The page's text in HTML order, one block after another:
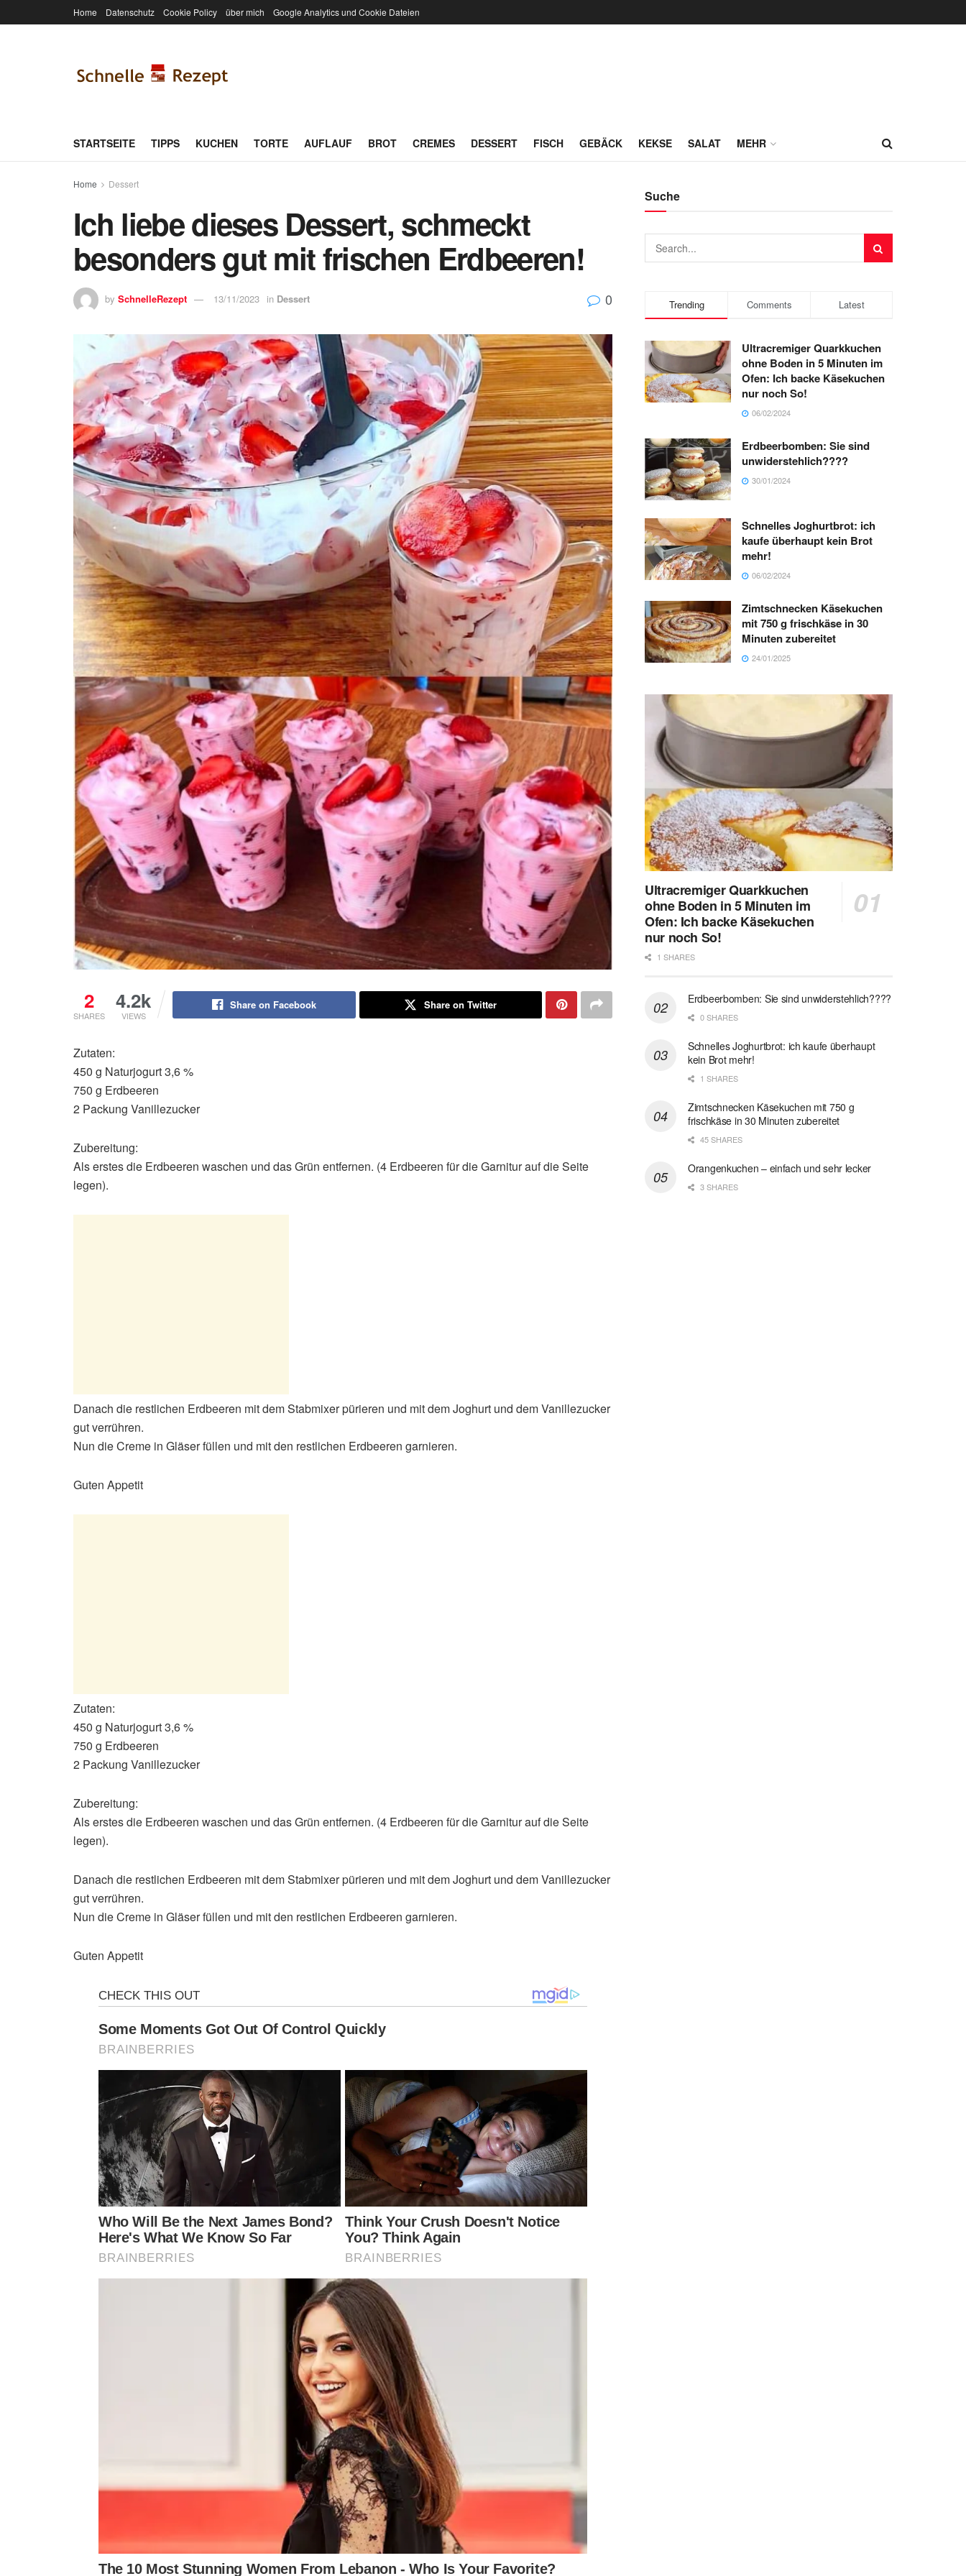
Home Datenschutz Cookie Policy über mich Google Analytics und Cookie Dateien
STARTSEITE TIPPS KUCHEN TORTE AUFLAUF BROT CREMES DESSERT FISCH GEBÄCK KEKSE SALAT MEHR
Home Dessert
Ich liebe dieses Dessert, schmeckt
besonders gut mit frischen Erdbeeren!
by SchnelleRezept 13/11/2023 in Dessert 0
2
SHARES
4.2k
VIEWS
Share on Facebook Share on Twitter
Zutaten:
450 g Naturjogurt 3,6 %
750 g Erdbeeren
2 Packung Vanillezucker
Zubereitung:
Als erstes die Erdbeeren waschen und das Grün entfernen. (4 Erdbeeren für die Garnitur auf die Seite
legen).
Danach die restlichen Erdbeeren mit dem Stabmixer pürieren und mit dem Joghurt und dem Vanillezucker
gut verrühren.
Nun die Creme in Gläser füllen und mit den restlichen Erdbeeren garnieren.
Guten Appetit
Zutaten:
450 g Naturjogurt 3,6 %
750 g Erdbeeren
2 Packung Vanillezucker
Zubereitung:
Als erstes die Erdbeeren waschen und das Grün entfernen. (4 Erdbeeren für die Garnitur auf die Seite
legen).
Danach die restlichen Erdbeeren mit dem Stabmixer pürieren und mit dem Joghurt und dem Vanillezucker
gut verrühren.
Nun die Creme in Gläser füllen und mit den restlichen Erdbeeren garnieren.
Guten Appetit
Suche
Trending Comments Latest
Ultracremiger Quarkkuchen
ohne Boden in 5 Minuten im
Ofen: Ich backe Käsekuchen
nur noch So!
06/02/2024
Erdbeerbomben: Sie sind
unwiderstehlich????
30/01/2024
Schnelles Joghurtbrot: ich
kaufe überhaupt kein Brot
mehr!
06/02/2024
Zimtschnecken Käsekuchen
mit 750 g frischkäse in 30
Minuten zubereitet
24/01/2025
Ultracremiger Quarkkuchen
ohne Boden in 5 Minuten im
Ofen: Ich backe Käsekuchen
nur noch So!
1 SHARES
Erdbeerbomben: Sie sind unwiderstehlich????
0 SHARES
Schnelles Joghurtbrot: ich kaufe überhaupt
kein Brot mehr!
1 SHARES
Zimtschnecken Käsekuchen mit 750 g
frischkäse in 30 Minuten zubereitet
45 SHARES
Orangenkuchen – einfach und sehr lecker
3 SHARES